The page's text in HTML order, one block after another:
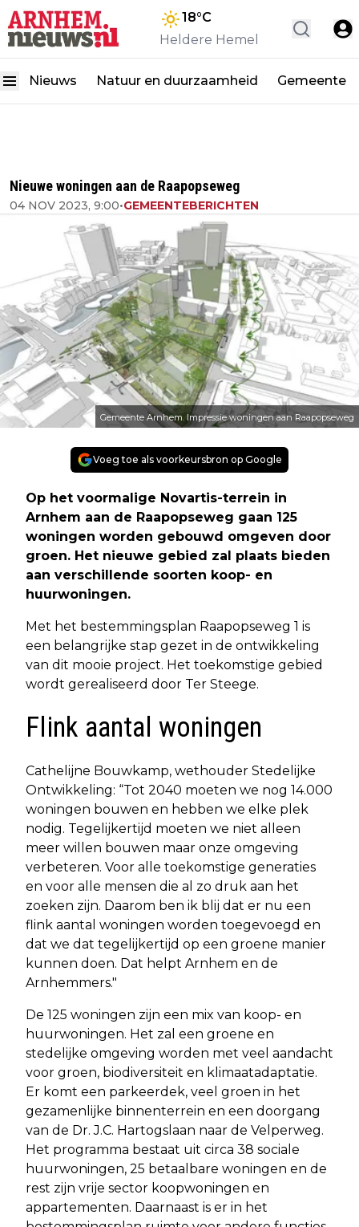
18°C
Heldere Hemel
Nieuws Natuur en duurzaamheid Gemeente
Nieuwe woningen aan de Raapopseweg
04 NOV 2023, 9:00•GEMEENTEBERICHTEN
Gemeente Arnhem. Impressie woningen aan Raapopseweg
Voeg toe als voorkeursbron op Google
Op het voormalige Novartis-terrein in
Arnhem aan de Raapopseweg gaan 125
woningen worden gebouwd omgeven door
groen. Het nieuwe gebied zal plaats bieden
aan verschillende soorten koop- en
huurwoningen.
Met het bestemmingsplan Raapopseweg 1 is
een belangrijke stap gezet in de ontwikkeling
van dit mooie project. Het toekomstige gebied
wordt gerealiseerd door Ter Steege.
Flink aantal woningen
Cathelijne Bouwkamp, wethouder Stedelijke
Ontwikkeling: “Tot 2040 moeten we nog 14.000
woningen bouwen en hebben we elke plek
nodig. Tegelijkertijd moeten we niet alleen
meer willen bouwen maar onze omgeving
verbeteren. Voor alle toekomstige generaties
en voor alle mensen die al zo druk aan het
zoeken zijn. Daarom ben ik blij dat er nu een
flink aantal woningen worden toegevoegd en
dat we dat tegelijkertijd op een groene manier
kunnen doen. Dat helpt Arnhem en de
Arnhemmers."
De 125 woningen zijn een mix van koop- en
huurwoningen. Het zal een groene en
stedelijke omgeving worden met veel aandacht
voor groen, biodiversiteit en klimaatadaptatie.
Er komt een parkeerdek, veel groen in het
gezamenlijke binnenterrein en een doorgang
van de Dr. J.C. Hartogslaan naar de Velperweg.
Het programma bestaat uit circa 38 sociale
huurwoningen, 25 betaalbare woningen en de
rest zijn vrije sector koopwoningen en
appartementen. Daarnaast is er in het